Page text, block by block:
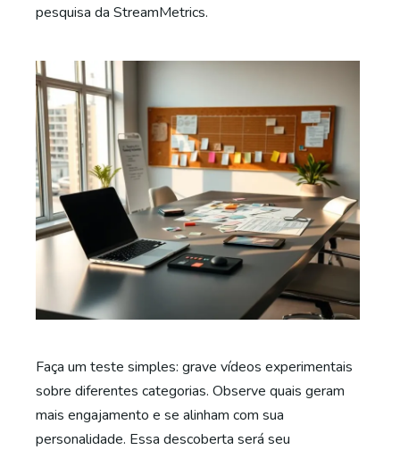
pesquisa da StreamMetrics.
Faça um teste simples: grave vídeos experimentais
sobre diferentes categorias. Observe quais geram
mais engajamento e se alinham com sua
personalidade. Essa descoberta será seu